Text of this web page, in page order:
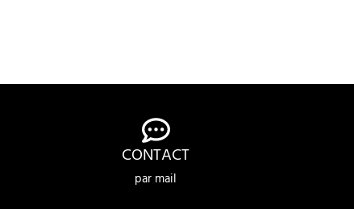
CONTACT
par mail